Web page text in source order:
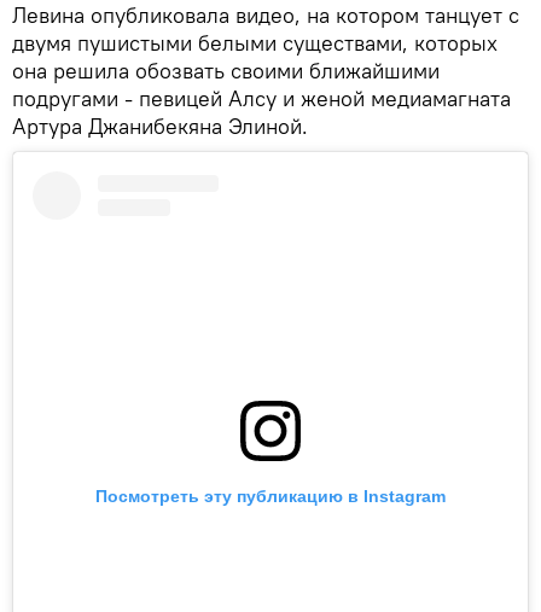
Левина опубликовала видео, на котором танцует с
двумя пушистыми белыми существами, которых
она решила обозвать своими ближайшими
подругами - певицей Алсу и женой медиамагната
Артура Джанибекяна Элиной.
Посмотреть эту публикацию в Instagram